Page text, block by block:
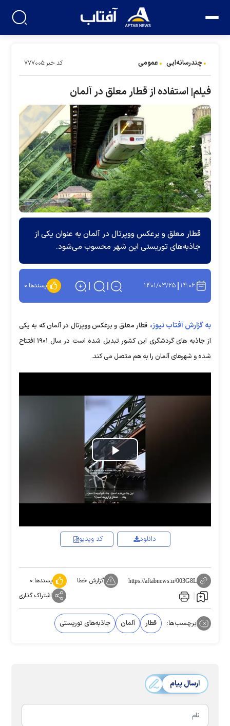
چندرسانه‌ایی عمومی کد خبر:۷۷۷۰۰۵
فیلم| استفاده از قطار معلق در آلمان
قطار معلق و برعکس ووپرتال در آلمان به عنوان یکی از
جاذبه‌های توریستی این شهر محسوب می‌شود.
۱۴:۰۶ ۱۴۰۱/۰۳/۲۵ پسندها:۰
به گزارش آفتاب نیوز، قطار معلق و برعکس ووپرتال در آلمان که به یکی
از جاذبه های گردشگری این کشور تبدیل شده است در سال ۱۹۰۱ افتتاح
شده و شهرهای آلمان را به هم متصل می کند.
Play
Video
کد ویدیو دانلود
https://aftabnews.ir/003G8L گزارش خطا پسندها:۰
اشتراک گذاری
برچسب‌ها: قطار آلمان جاذبه‌های توریستی
ارسال پیام